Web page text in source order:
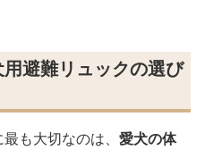
避難リュックの選び
も大切なのは、 愛犬の体